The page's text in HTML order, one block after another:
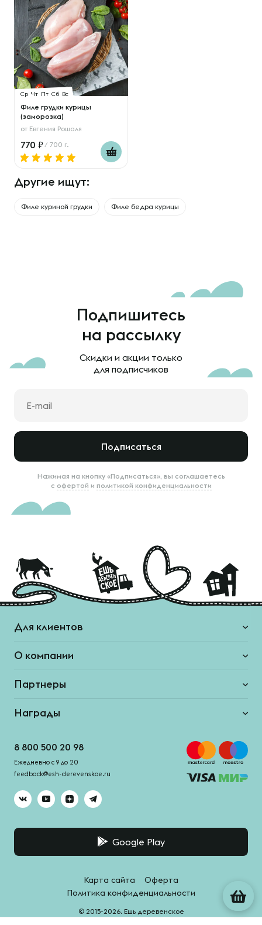
Ср Чт Пт Сб Вс
Филе грудки курицы
(заморозка)
от Евгения Рошаля
770 / 700 г.
Другие ищут:
Филе куриной грудки Филе бедра курицы
Подпишитесь
на рассылку
Скидки и акции только
для подписчиков
Подписаться
Нажимая на кнопку «Подписаться», вы соглашаетесь
с офертой и политикой конфиденциальности
Для клиентов
О компании
Партнеры
Награды
8 800 500 20 98
Ежедневно с 9 до 20
feedback@esh-derevenskoe.ru
Google Play
© 2015-2026. Ешь деревенское
Карта сайта
Оферта
Политика конфиденциальности